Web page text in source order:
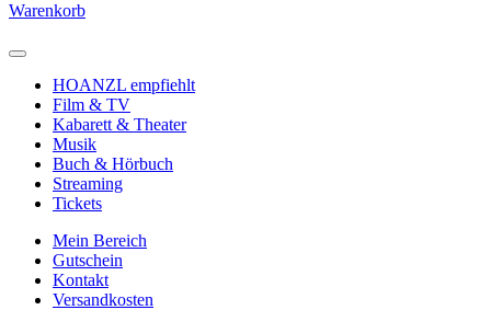
Warenkorb
HOANZL empfiehlt
Film & TV
Kabarett & Theater
Musik
Buch & Hörbuch
Streaming
Tickets
Mein Bereich
Gutschein
Kontakt
Versandkosten